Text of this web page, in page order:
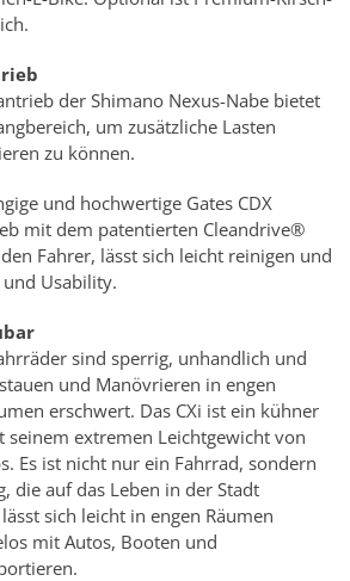
der Shimano Nexus-Nabe bietet
um zusätzliche Lasten
zu können.
und hochwertige Gates CDX
mit dem patentierten Cleandrive®
Fahrer, lässt sich leicht reinigen und
Usability.
sind sperrig, unhandlich und
und Manövrieren in engen
erschwert. Das CXi ist ein kühner
seinem extremen Leichtgewicht von
Es ist nicht nur ein Fahrrad, sondern
die auf das Leben in der Stadt
sich leicht in engen Räumen
mit Autos, Booten und